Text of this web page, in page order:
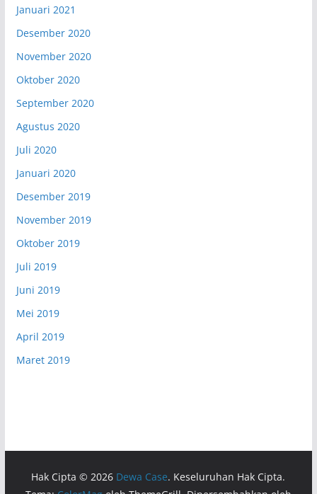
Januari 2021
Desember 2020
November 2020
Oktober 2020
September 2020
Agustus 2020
Juli 2020
Januari 2020
Desember 2019
November 2019
Oktober 2019
Juli 2019
Juni 2019
Mei 2019
April 2019
Maret 2019
Hak Cipta © 2026 Dewa Case. Keseluruhan Hak Cipta.